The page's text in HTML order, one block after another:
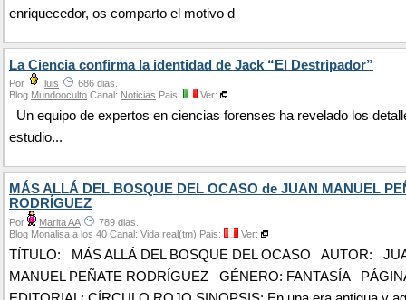
enriquecedor, os comparto el motivo d
La Ciencia confirma la identidad de Jack “El Destripador”
Por luis
686 dias.
Blog Mundooculto Canal: Noticias Pais: Ver:
Un equipo de expertos en ciencias forenses ha revelado los
estudio...
MÁS ALLÁ DEL BOSQUE DEL OCASO de JUAN MANUEL
RODRÍGUEZ
Por Marita AA
789 dias.
Blog Monalisa a los 40 Canal: Vida real(tm) Pais: Ver:
TÍTULO: MÁS ALLÁ DEL BOSQUE DEL OCASO AUTOR:
MANUEL PEÑATE RODRÍGUEZ GÉNERO: FANTASÍA